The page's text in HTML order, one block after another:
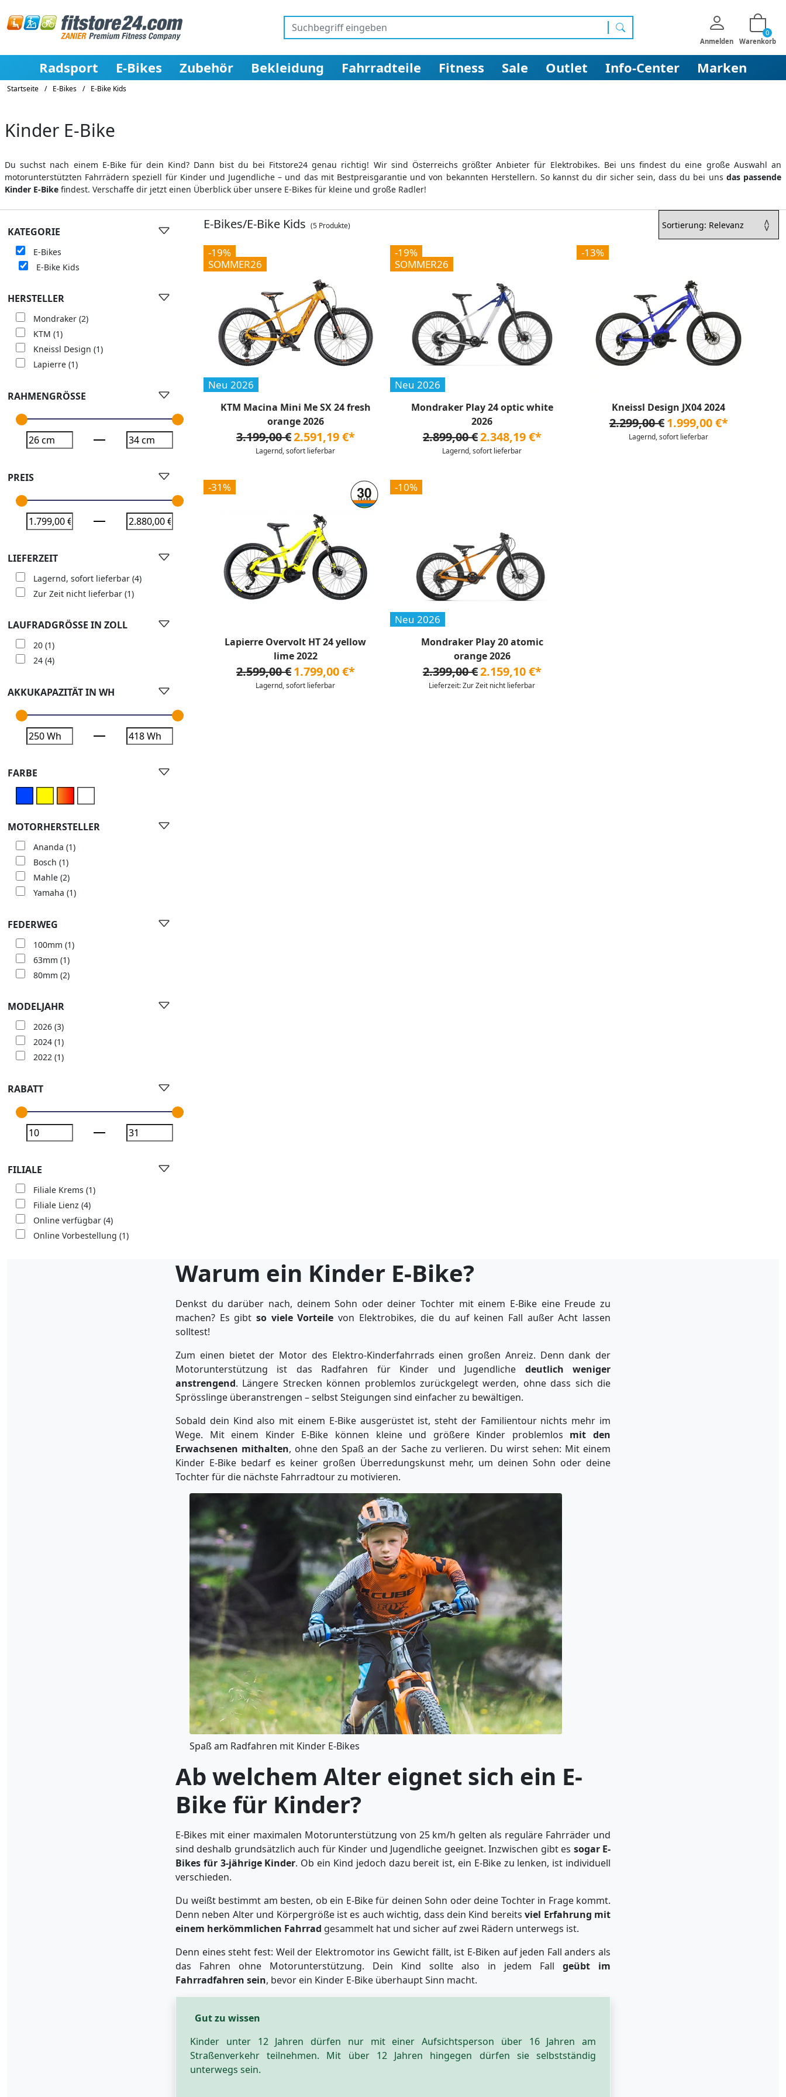
Suchen Anmelden Warenkorb
0
Radsport E-Bikes Zubehör Bekleidung Fahrradteile Fitness Sale Outlet Info-Center Marken
Startseite / E-Bikes / E-Bike Kids
Kinder E-Bike
Du suchst nach einem E-Bike für dein Kind? Dann bist du bei Fitstore24 genau richtig! Wir sind Österreichs größter Anbieter für Elektrobikes. Bei uns findest du eine große Auswahl an
motorunterstützten Fahrrädern speziell für Kinder und Jugendliche – und das mit Bestpreisgarantie und von bekannten Herstellern. So kannst du dir sicher sein, dass du bei uns das passende
Kinder E-Bike findest. Verschaffe dir jetzt einen Überblick über unsere E-Bikes für kleine und große Radler!
KATEGORIE
E-Bikes
E-Bike Kids
HERSTELLER
Mondraker (2)
KTM (1)
Kneissl Design (1)
Lapierre (1)
RAHMENGRÖSSE
PREIS
LIEFERZEIT
Lagernd, sofort lieferbar (4)
Zur Zeit nicht lieferbar (1)
LAUFRADGRÖSSE IN ZOLL
20 (1)
24 (4)
AKKUKAPAZITÄT IN WH
FARBE
MOTORHERSTELLER
Ananda (1)
Bosch (1)
Mahle (2)
Yamaha (1)
FEDERWEG
100mm (1)
63mm (1)
80mm (2)
MODELJAHR
2026 (3)
2024 (1)
2022 (1)
RABATT
FILIALE
Filiale Krems (1)
Filiale Lienz (4)
Online verfügbar (4)
Online Vorbestellung (1)
E-Bikes/E-Bike Kids (5 Produkte)
-19%
SOMMER26
Neu 2026
KTM Macina Mini Me SX 24 fresh
orange 2026
3.199,00 €2.591,19 €*
Lagernd, sofort lieferbar
-19%
SOMMER26
Neu 2026
Mondraker Play 24 optic white
2026
2.899,00 €2.348,19 €*
Lagernd, sofort lieferbar
-13%
Kneissl Design JX04 2024
2.299,00 €1.999,00 €*
Lagernd, sofort lieferbar
-31%
Lapierre Overvolt HT 24 yellow
lime 2022
2.599,00 €1.799,00 €*
Lagernd, sofort lieferbar
-10%
Neu 2026
Mondraker Play 20 atomic
orange 2026
2.399,00 €2.159,10 €*
Lieferzeit: Zur Zeit nicht lieferbar
Warum ein Kinder E-Bike?
Denkst du darüber nach, deinem Sohn oder deiner Tochter mit einem E-Bike eine Freude zu
machen? Es gibt so viele Vorteile von Elektrobikes, die du auf keinen Fall außer Acht lassen
solltest!
Zum einen bietet der Motor des Elektro-Kinderfahrrads einen großen Anreiz. Denn dank der
Motorunterstützung ist das Radfahren für Kinder und Jugendliche deutlich weniger
anstrengend. Längere Strecken können problemlos zurückgelegt werden, ohne dass sich die
Sprösslinge überanstrengen – selbst Steigungen sind einfacher zu bewältigen.
Sobald dein Kind also mit einem E-Bike ausgerüstet ist, steht der Familientour nichts mehr im
Wege. Mit einem Kinder E-Bike können kleine und größere Kinder problemlos mit den
Erwachsenen mithalten, ohne den Spaß an der Sache zu verlieren. Du wirst sehen: Mit einem
Kinder E-Bike bedarf es keiner großen Überredungskunst mehr, um deinen Sohn oder deine
Tochter für die nächste Fahrradtour zu motivieren.
Spaß am Radfahren mit Kinder E-Bikes
Ab welchem Alter eignet sich ein E-
Bike für Kinder?
E-Bikes mit einer maximalen Motorunterstützung von 25 km/h gelten als reguläre Fahrräder und
sind deshalb grundsätzlich auch für Kinder und Jugendliche geeignet. Inzwischen gibt es sogar E-
Bikes für 3-jährige Kinder. Ob ein Kind jedoch dazu bereit ist, ein E-Bike zu lenken, ist individuell
verschieden.
Du weißt bestimmt am besten, ob ein E-Bike für deinen Sohn oder deine Tochter in Frage kommt.
Denn neben Alter und Körpergröße ist es auch wichtig, dass dein Kind bereitsviel Erfahrung mit
einem herkömmlichen Fahrrad gesammelt hat und sicher auf zwei Rädern unterwegs ist.
Denn eines steht fest: Weil der Elektromotor ins Gewicht fällt, ist E-Biken auf jeden Fall anders als
das Fahren ohne Motorunterstützung. Dein Kind sollte also in jedem Fall geübt im
Fahrradfahren sein, bevor ein Kinder E-Bike überhaupt Sinn macht.
Gut zu wissen
Kinder unter 12 Jahren dürfen nur mit einer Aufsichtsperson über 16 Jahren am
Straßenverkehr teilnehmen. Mit über 12 Jahren hingegen dürfen sie selbstständig
unterwegs sein.